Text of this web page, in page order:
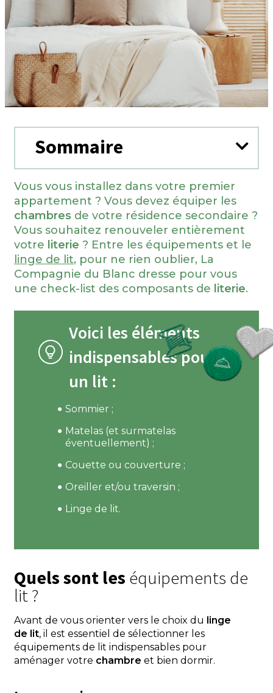
Sommaire
Vous vous installez dans votre premier
appartement ? Vous devez équiper les
chambres de votre résidence secondaire ?
Vous souhaitez renouveler entièrement
votre literie ? Entre les équipements et le
linge de lit, pour ne rien oublier, La
Compagnie du Blanc dresse pour vous
une check-list des composants de literie.
Voici les éléments
indispensables pour
un lit :
Sommier ;
Matelas (et surmatelas
éventuellement) ;
Couette ou couverture ;
Oreiller et/ou traversin ;
Linge de lit.
Quels sont les équipements de
lit ?
Avant de vous orienter vers le choix du linge
de lit, il est essentiel de sélectionner les
équipements de lit indispensables pour
aménager votre chambre et bien dormir.